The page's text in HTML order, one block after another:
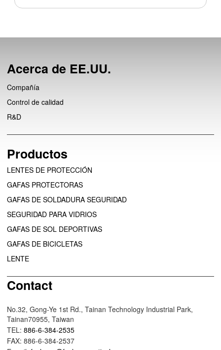
Acerca de EE.UU.
Compañía
Control de calidad
R&D
Productos
LENTES DE PROTECCIÓN
GAFAS PROTECTORAS
GAFAS DE SOLDADURA SEGURIDAD
SEGURIDAD PARA VIDRIOS
GAFAS DE SOL DEPORTIVAS
GAFAS DE BICICLETAS
LENTE
Contact
No.32, Gong-Ye 1st Rd., Tainan Technology Industrial Park,
Tainan70955, Taiwan
TEL: 886-6-384-2535
FAX: 886-6-384-2537